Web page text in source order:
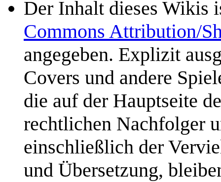
Der Inhalt dieses Wikis
Commons Attribution/
angegeben. Explizit
Covers und andere
die auf der Hauptseite
rechtlichen Nachfolger
einschließlich der
und Übersetzung,